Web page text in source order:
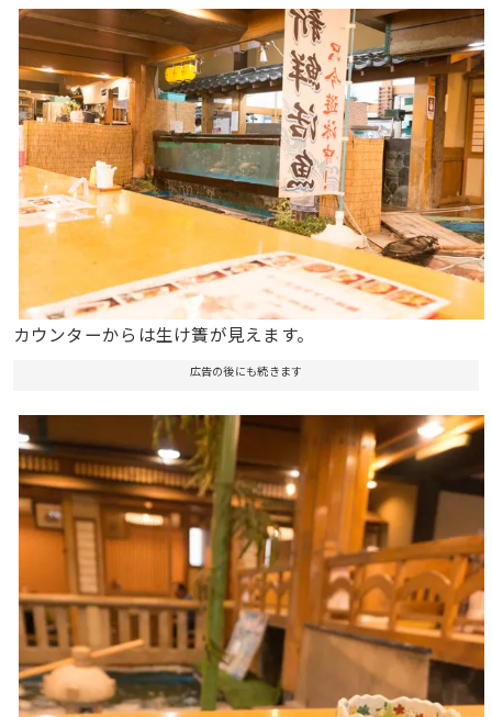
カウンターからは生け簀が見えます。
広告の後にも続きます